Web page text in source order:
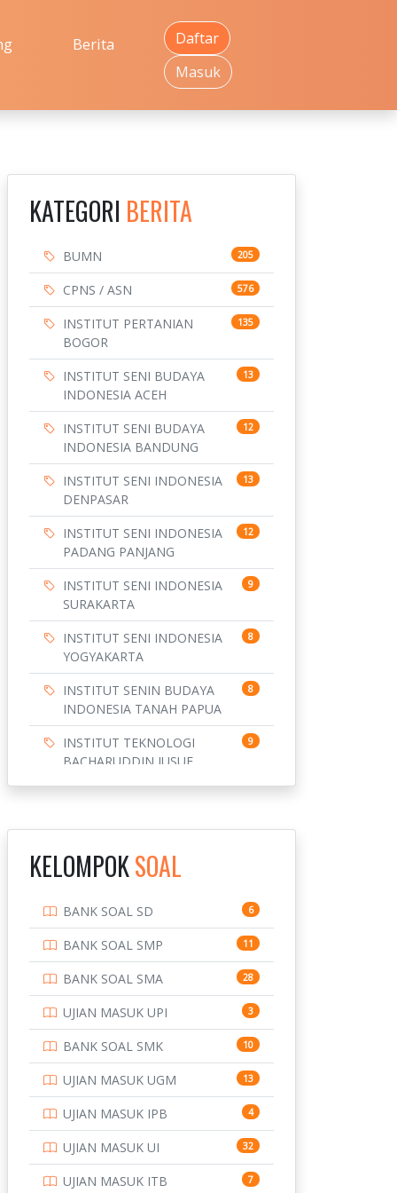
Berita
Daftar
Masuk
KATEGORI BERITA
BUMN 205
CPNS / ASN 576
INSTITUT PERTANIAN
BOGOR
135
INSTITUT SENI BUDAYA
INDONESIA ACEH
13
INSTITUT SENI BUDAYA
INDONESIA BANDUNG
12
INSTITUT SENI INDONESIA
DENPASAR
13
INSTITUT SENI INDONESIA
PADANG PANJANG
12
INSTITUT SENI INDONESIA
SURAKARTA
9
INSTITUT SENI INDONESIA
YOGYAKARTA
8
INSTITUT SENIN BUDAYA
INDONESIA TANAH PAPUA
8
INSTITUT TEKNOLOGI
BACHARUDDIN JUSUF
9
BANDUNG
INSTITUT TEKNOLOGI
INSTITUT TEKNOLOGI
SEPULUH NOVEMBER
10
INSTITUT TEKNOLOGI
SUMATERA
9
IPDN / STPDN 148
PENDIDIKAN 943
PERBANKAN 3
POLRI 169
POLTEK SSN 7
4
KELOMPOKSOAL
BANK SOAL SD 6
BANK SOAL SMP 11
BANK SOAL SMA 28
UJIAN MASUK UPI 3
BANK SOAL SMK 10
UJIAN MASUK UGM 13
UJIAN MASUK IPB 4
UJIAN MASUK UI 32
UJIAN MASUK ITB 7